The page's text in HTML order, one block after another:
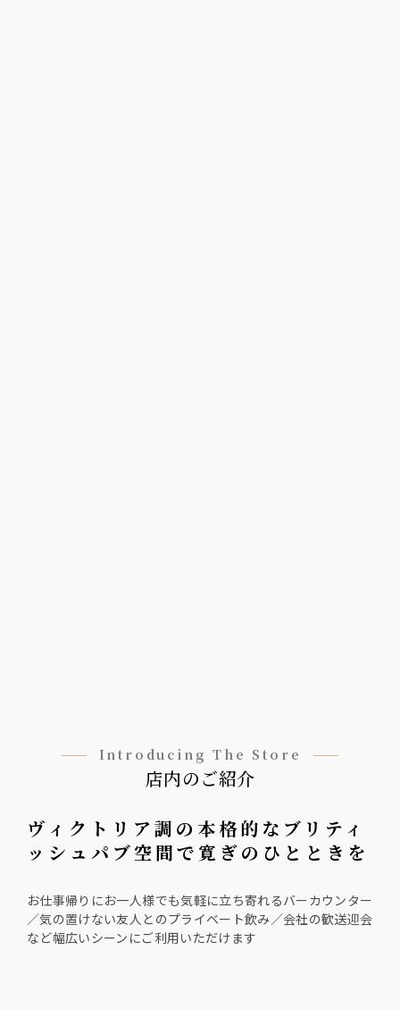
Introducing The Store
店内のご紹介
ヴィクトリア調の本格的なブリティ
ッシュパブ空間で寛ぎのひとときを
お仕事帰りにお一人様でも気軽に立ち寄れるバーカウンター
／気の置けない友人とのプライベート飲み／会社の歓送迎会
など幅広いシーンにご利用いただけます